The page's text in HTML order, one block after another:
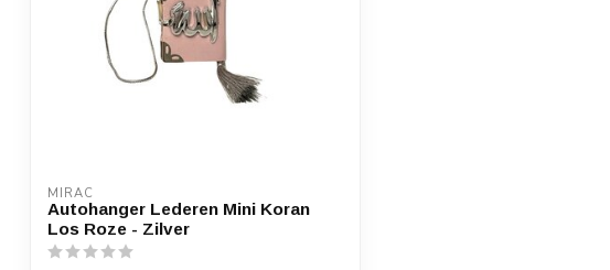
MIRAC
Autohanger Lederen Mini Koran
Los Roze - Zilver